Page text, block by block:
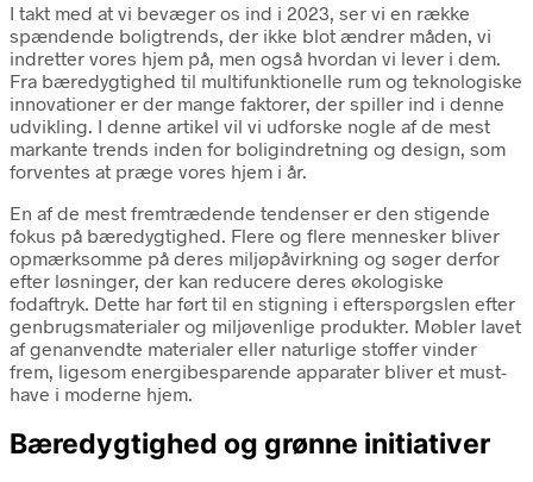
I takt med at vi bevæger os ind i 2023, ser vi en række
spændende boligtrends, der ikke blot ændrer måden, vi
indretter vores hjem på, men også hvordan vi lever i dem.
Fra bæredygtighed til multifunktionelle rum og teknologiske
innovationer er der mange faktorer, der spiller ind i denne
udvikling. I denne artikel vil vi udforske nogle af de mest
markante trends inden for boligindretning og design, som
forventes at præge vores hjem i år.
En af de mest fremtrædende tendenser er den stigende
fokus på bæredygtighed. Flere og flere mennesker bliver
opmærksomme på deres miljøpåvirkning og søger derfor
efter løsninger, der kan reducere deres økologiske
fodaftryk. Dette har ført til en stigning i efterspørgslen efter
genbrugsmaterialer og miljøvenlige produkter. Møbler lavet
af genanvendte materialer eller naturlige stoffer vinder
frem, ligesom energibesparende apparater bliver et must-
have i moderne hjem.
Bæredygtighed og grønne initiativer